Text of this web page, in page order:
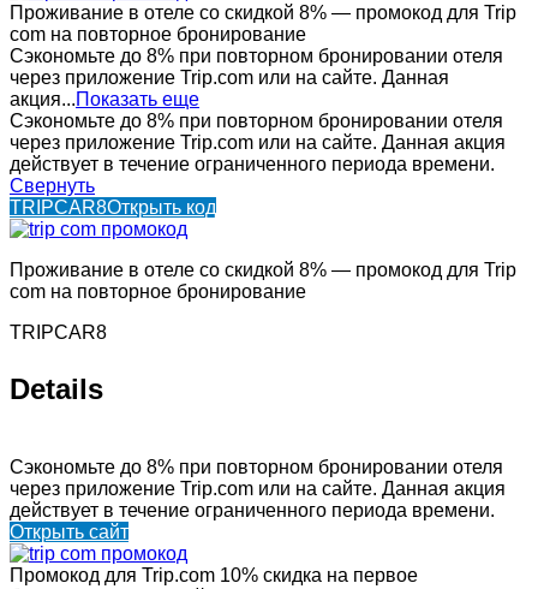
Проживание в отеле со скидкой 8% — промокод для Trip
com на повторное бронирование
Сэкономьте до 8% при повторном бронировании отеля
через приложение Trip.com или на сайте. Данная
акция...Показать еще
Сэкономьте до 8% при повторном бронировании отеля
через приложение Trip.com или на сайте. Данная акция
действует в течение ограниченного периода времени.
Свернуть
TRIPCAR8Открыть код
Проживание в отеле со скидкой 8% — промокод для Trip
com на повторное бронирование
TRIPCAR8
Details
Сэкономьте до 8% при повторном бронировании отеля
через приложение Trip.com или на сайте. Данная акция
действует в течение ограниченного периода времени.
Открыть сайт
Промокод для Trip.com 10% скидка на первое